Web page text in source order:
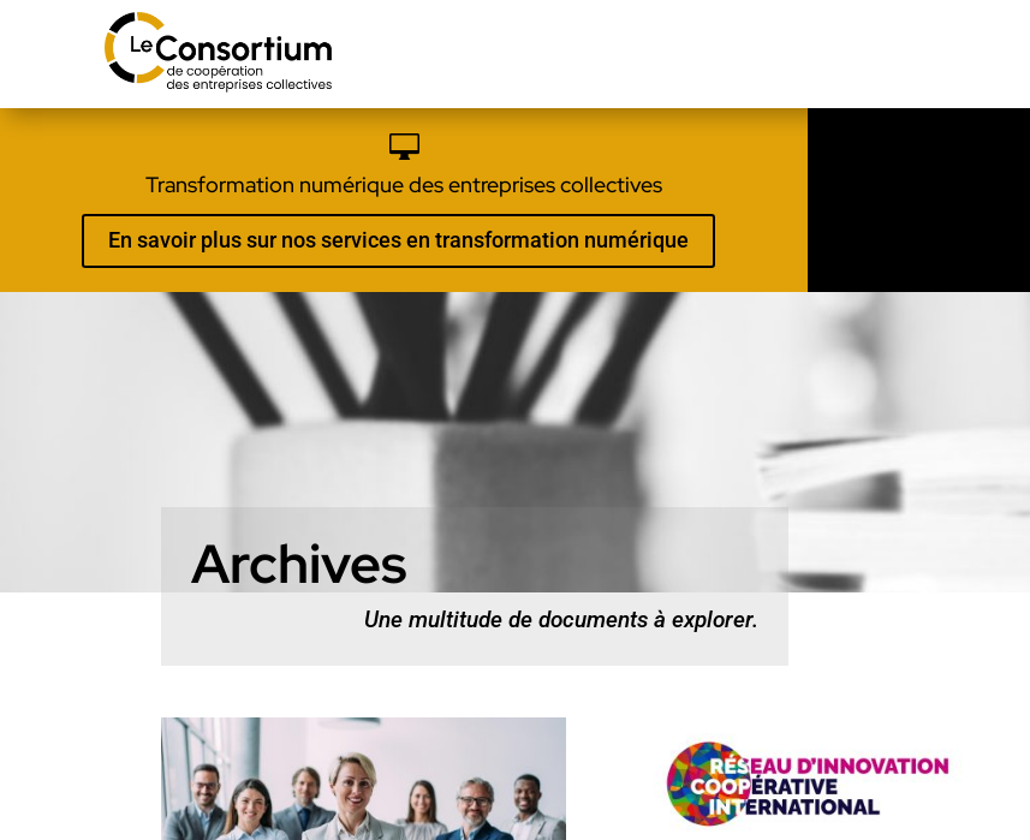

Transformation numérique des entreprises collectives
En savoir plus sur nos services en transformation numérique
Archives
Une multitude de documents à explorer.